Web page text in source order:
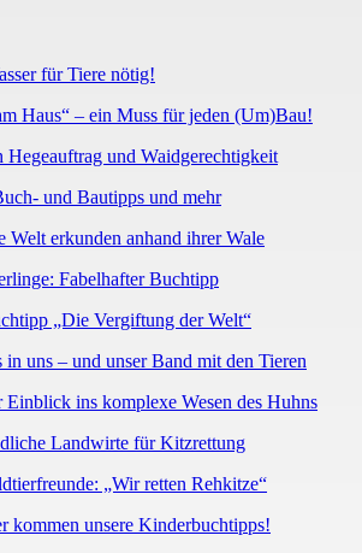
für Tiere nötig!
Haus“ – ein Muss für jeden (Um)Bau!
Hegeauftrag und Waidgerechtigkeit
und Bautipps und mehr
Welt erkunden anhand ihrer Wale
Fabelhafter Buchtipp
„Die Vergiftung der Welt“
uns – und unser Band mit den Tieren
Einblick ins komplexe Wesen des Huhns
Landwirte für Kitzrettung
„Wir retten Rehkitze“
kommen unsere Kinderbuchtipps!